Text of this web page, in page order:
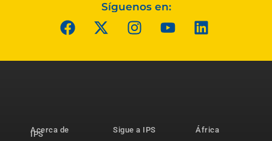
Síguenos en:
Acerca de
IPS
Sigue a IPS
África